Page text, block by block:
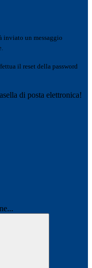
inviato un messaggio
il reset della password
di posta elettronica!